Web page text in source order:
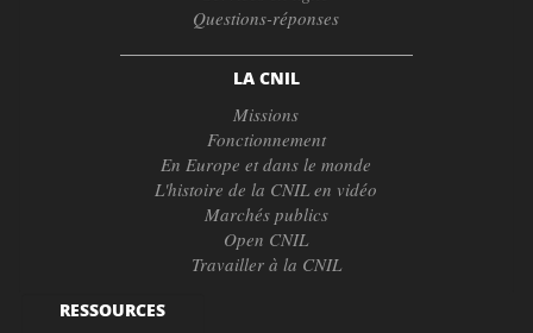
Questions-réponses
LA CNIL
Missions
Fonctionnement
En Europe et dans le monde
L'histoire de la CNIL en vidéo
Marchés publics
Open CNIL
Travailler à la CNIL
RESSOURCES